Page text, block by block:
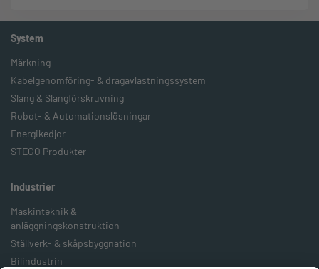
System
Märkning
Kabelgenomföring- & dragavlastningssystem
Slang & Slangförskruvning
Robot- & Automationslösningar
Energikedjor
STEGO Produkter
Industrier
Maskinteknik &
anläggningskonstruktion
Ställverk- & skåpsbyggnation
Bilindustrin